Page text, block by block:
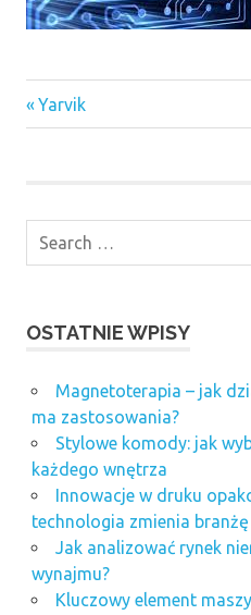
Nawigacja
Previous
Post:
Yarvik
OSTATNIE WPISY
Magnetoterapia – jak
ma zastosowania?
Stylowe komody: jak
każdego wnętrza
Innowacje w druku
technologia zmienia branżę
Jak analizować rynek
wynajmu?
Kluczowy element